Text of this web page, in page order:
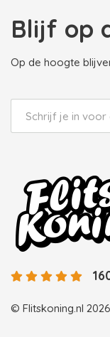
Blijf op
Op de hoogte
© Flitskoning.nl